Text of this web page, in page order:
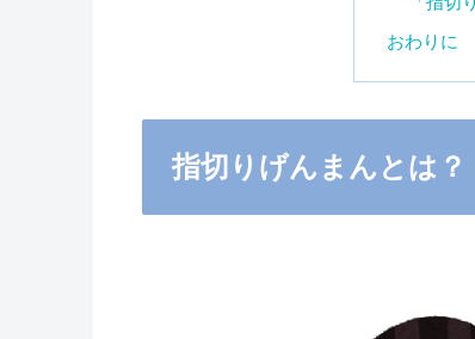
おわりに
指切りげんまんとは？